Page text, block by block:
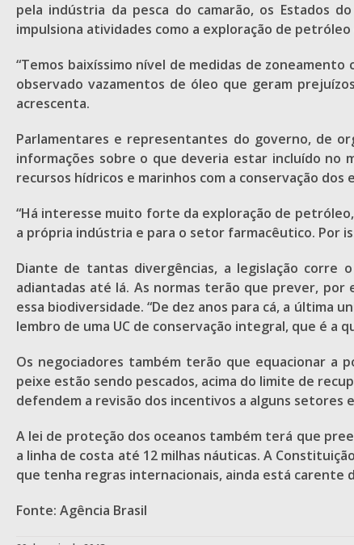
pela indústria da pesca do camarão, os Estados
impulsiona atividades como a exploração de petróleo
“Temos baixíssimo nível de medidas de
observado vazamentos de óleo que geram
acrescenta.
Parlamentares e representantes do governo, de
informações sobre o que deveria estar incluído no
recursos hídricos e marinhos com a conservação dos
“Há interesse muito forte da exploração de
a própria indústria e para o setor farmacêutico. Por
Diante de tantas divergências, a legislação corre
adiantadas até lá. As normas terão que prever, por
essa biodiversidade. “De dez anos para cá, a última
lembro de uma UC de conservação integral, que é a
Os negociadores também terão que equacionar a
peixe estão sendo pescados, acima do limite de
defendem a revisão dos incentivos a alguns setores
A lei de proteção dos oceanos também terá que
a linha de costa até 12 milhas náuticas. A
que tenha regras internacionais, ainda está carente
Fonte: Agência Brasil